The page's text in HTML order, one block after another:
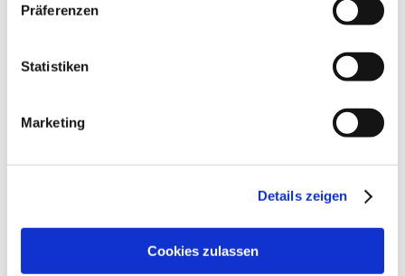
Präferenzen
Statistiken
Marketing
Details zeigen
Cookies zulassen
unter der Wo­che auf. Ab 14.00 Uhr öffnen
Türen und laden zum Genießen, Entdecken und
Verweilen ein. Wir freuen uns auf Ihren Besuch bei
mehr erfahren